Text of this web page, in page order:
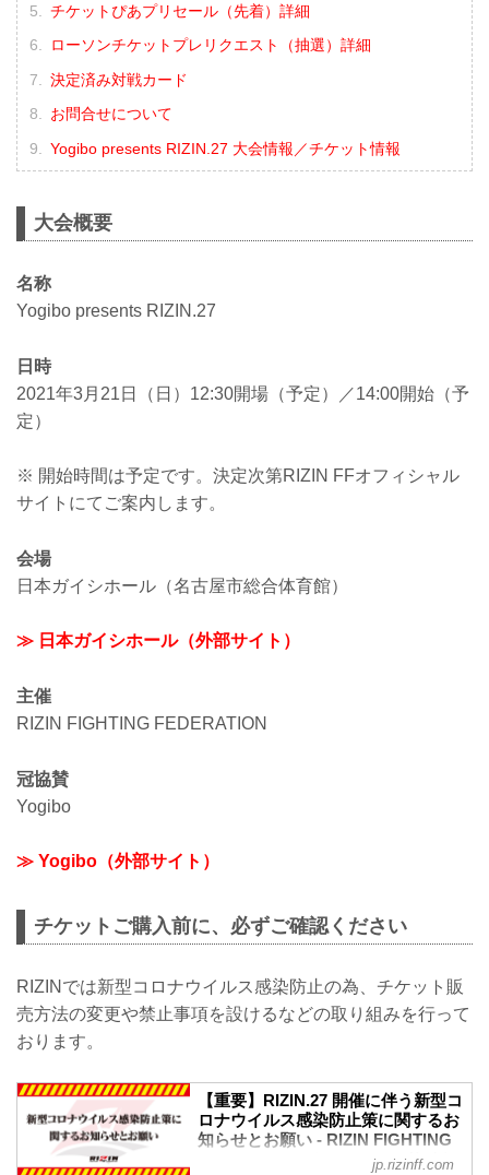
チケットぴあプリセール（先着）詳細
ローソンチケットプレリクエスト（抽選）詳細
決定済み対戦カード
お問合せについて
Yogibo presents RIZIN.27 大会情報／チケット情報
大会概要
名称
Yogibo presents RIZIN.27
日時
2021年3月21日（日）12:30開場（予定）／14:00開始（予
定）
※ 開始時間は予定です。決定次第RIZIN FFオフィシャル
サイトにてご案内します。
会場
日本ガイシホール（名古屋市総合体育館）
≫ 日本ガイシホール（外部サイト）
主催
RIZIN FIGHTING FEDERATION
冠協賛
Yogibo
≫ Yogibo（外部サイト）
チケットご購入前に、必ずご確認ください
RIZINでは新型コロナウイルス感染防止の為、チケット販
売方法の変更や禁止事項を設けるなどの取り組みを行って
おります。
【重要】RIZIN.27 開催に伴う新型コ
ロナウイルス感染防止策に関するお
知らせとお願い - RIZIN FIGHTING
FEDERATION オフィシャルサイト
jp.rizinff.com